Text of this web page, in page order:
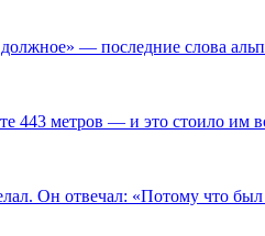
— последние слова
443 метров — и это стоило им
Он отвечал: «Потому что